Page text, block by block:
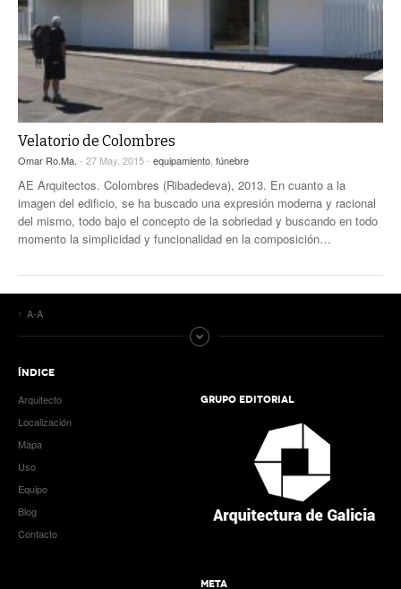
Velatorio de Colombres
Omar Ro.Ma. - 27 May, 2015 - equipamiento fúnebre
AE Arquitectos. Colombres (Ribadedeva), 2013. En cuanto a la
imagen del edificio, se ha buscado una expresión moderna y racional
del mismo, todo bajo el concepto de la sobriedad y buscando en todo
momento la simplicidad y funcionalidad en la composición…
A-A
ÍNDICE
Arquitecto
Localización
Mapa
Uso
Equipo
Blog
Contacto
GRUPO EDITORIAL
META